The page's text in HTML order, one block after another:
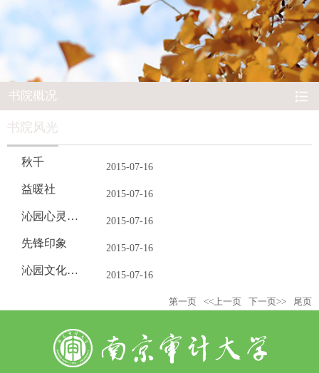
书院概况
书院风光
秋千 2015-07-16
益暖社 2015-07-16
沁园心灵驿点 2015-07-16
先锋印象 2015-07-16
沁园文化礼仪学堂 2015-07-16
第一页 <<上一页 下一页>> 尾页